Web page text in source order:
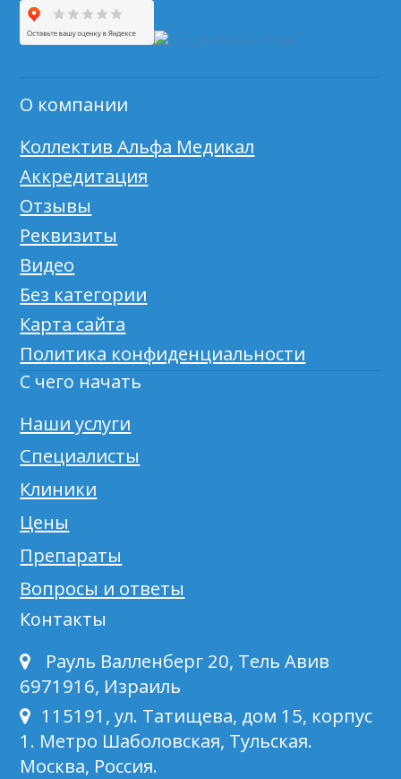
О компании
Коллектив Альфа Медикал
Аккредитация
Отзывы
Реквизиты
Видео
Без категории
Карта сайта
Политика конфиденциальности
С чего начать
Наши услуги
Специалисты
Клиники
Цены
Препараты
Вопросы и ответы
Контакты
Рауль Валленберг 20, Тель Авив
6971916, Израиль
115191, ул. Татищева, дом 15, корпус
1. Метро Шаболовская, Тульская.
Москва, Россия.